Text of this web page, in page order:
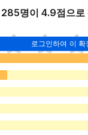
명이 4.9점으로
로그인하여 이